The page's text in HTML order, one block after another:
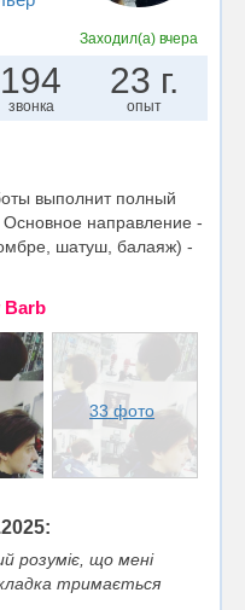
Заходил(а)вчера
194
звонка
23 г.
опыт
выполнит полный
Основное направление -
шатуш, балаяж) -
Barb
33 фото
розуміє, що мені
тримається